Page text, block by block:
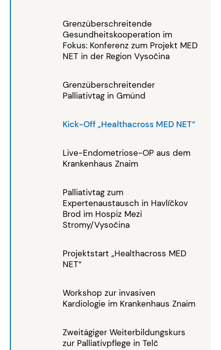
Grenzüberschreitende
Gesundheitskooperation im
Fokus: Konferenz zum Projekt MED
NET in der Region Vysočina
Grenzüberschreitender
Palliativtag in Gmünd
Kick-Off „Healthacross MED NET“
Live-Endometriose-OP aus dem
Krankenhaus Znaim
Palliativtag zum
Expertenaustausch in Havlíčkov
Brod im Hospiz Mezi
Stromy/Vysočina
Projektstart „Healthacross MED
NET“
Workshop zur invasiven
Kardiologie im Krankenhaus Znaim
Zweitägiger Weiterbildungskurs
zur Palliativpflege in Telč